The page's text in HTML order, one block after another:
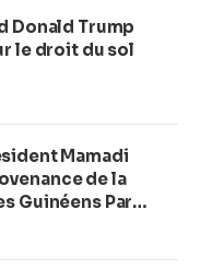
Donald Trump
le droit du sol
Mamadi
de la
Guinéens Par